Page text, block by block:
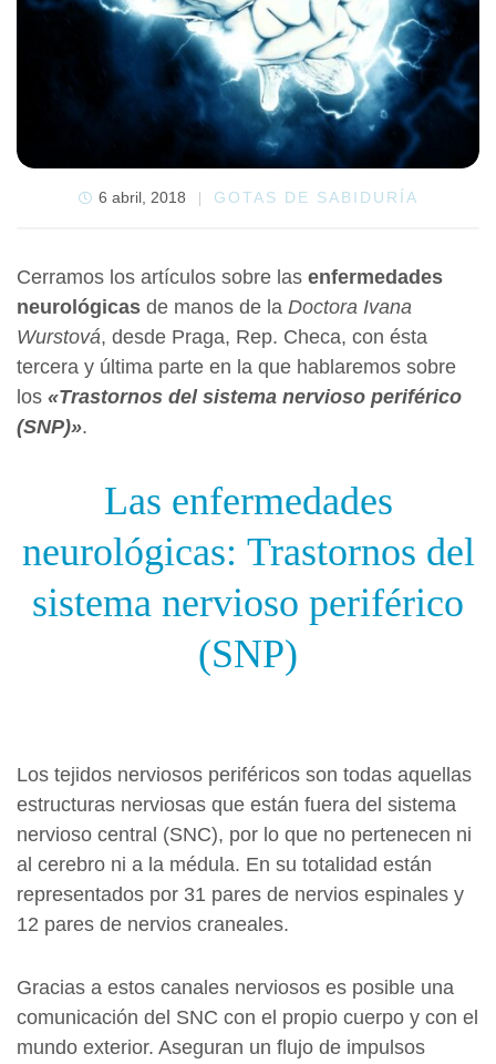
6 abril, 2018 GOTAS DE SABIDURÍA
Cerramos los artículos sobre las enfermedades
neurológicas de manos de la Doctora Ivana
Wurstová, desde Praga, Rep. Checa, con ésta
tercera y última parte en la que hablaremos sobre
los «Trastornos del sistema nervioso periférico
(SNP)».
Las enfermedades
neurológicas: Trastornos del
sistema nervioso periférico
(SNP)
Los tejidos nerviosos periféricos son todas aquellas
estructuras nerviosas que están fuera del sistema
nervioso central (SNC), por lo que no pertenecen ni
al cerebro ni a la médula. En su totalidad están
representados por 31 pares de nervios espinales y
12 pares de nervios craneales.
Gracias a estos canales nerviosos es posible una
comunicación del SNC con el propio cuerpo y con el
mundo exterior. Aseguran un flujo de impulsos